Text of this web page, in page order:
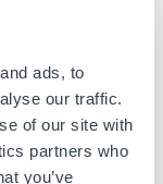
ads, to
our traffic.
of our site with
partners who
you’ve
Il a rejoint
bureau de
en 2023.
la